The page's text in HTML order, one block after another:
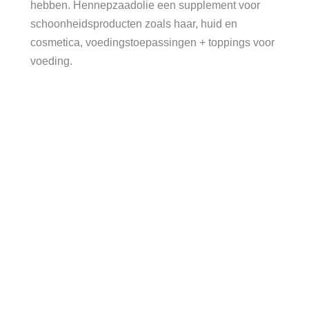
hebben. Hennepzaadolie een supplement voor
schoonheidsproducten zoals haar, huid en
cosmetica, voedingstoepassingen + toppings voor
voeding.